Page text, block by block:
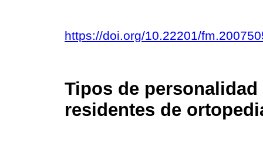
https://doi.org/10.22201/
Tipos de
residentes de